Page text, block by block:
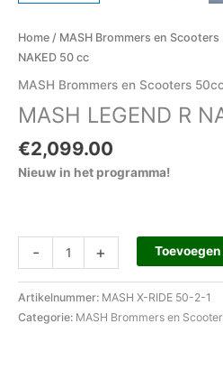
Home / MASH Brommers en Scooters
NAKED 50 cc
MASH Brommers en Scooters 50cc
MASH LEGEND R
€2,099.00
Nieuw in het programma!
- +
Artikelnummer: MASH X-RIDE 50-2-1
Categorie: MASH Brommers en